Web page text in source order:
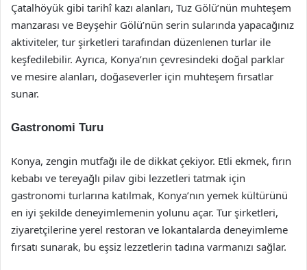
Çatalhöyük gibi tarihî kazı alanları, Tuz Gölü’nün muhteşem
manzarası ve Beyşehir Gölü’nün serin sularında yapacağınız
aktiviteler, tur şirketleri tarafından düzenlenen turlar ile
keşfedilebilir. Ayrıca, Konya’nın çevresindeki doğal parklar
ve mesire alanları, doğaseverler için muhteşem fırsatlar
sunar.
Gastronomi Turu
Konya, zengin mutfağı ile de dikkat çekiyor. Etli ekmek, fırın
kebabı ve tereyağlı pilav gibi lezzetleri tatmak için
gastronomi turlarına katılmak, Konya’nın yemek kültürünü
en iyi şekilde deneyimlemenin yolunu açar. Tur şirketleri,
ziyaretçilerine yerel restoran ve lokantalarda deneyimleme
fırsatı sunarak, bu eşsiz lezzetlerin tadına varmanızı sağlar.